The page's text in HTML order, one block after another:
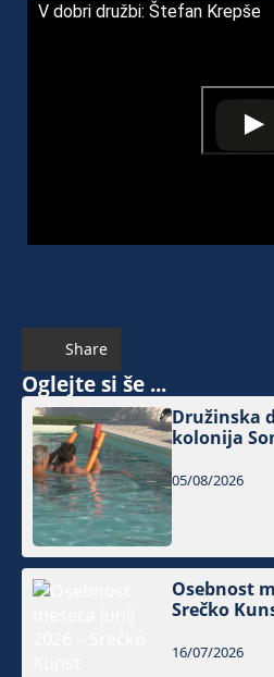
V dobri družbi: Štefan Krepše
Share
Oglejte si še ...
Družinska
kolonija
05/08/2026
Osebnost
Srečko
16/07/2026